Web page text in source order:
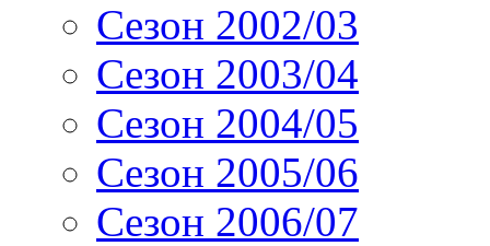
Сезон 2002/03
Сезон 2003/04
Сезон 2004/05
Сезон 2005/06
Сезон 2006/07